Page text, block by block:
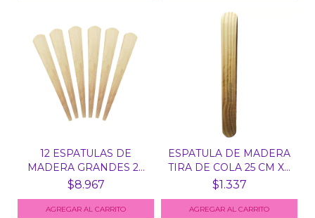
12 ESPATULAS DE
MADERA GRANDES 24
CM
$8.967
ESPATULA DE MADERA
TIRA DE COLA 25 CM X...
$1.337